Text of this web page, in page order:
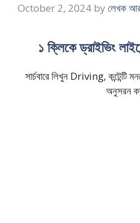
October 2, 2024 by লেখক
১ ক্লিকে ড্রাইভিং
সার্চবারে লিখুন Driving, কন্টেন্টি
অনুসরন